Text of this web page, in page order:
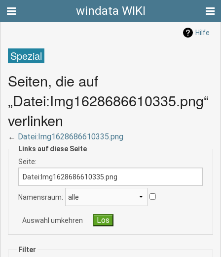
windata WIKI
Hilfe
Spezial
Seiten, die auf
„Datei:Img1628686610335.png“
verlinken
← Datei:Img1628686610335.png
Links auf diese Seite
Seite:
Namensraum:
Auswahl umkehren
Filter